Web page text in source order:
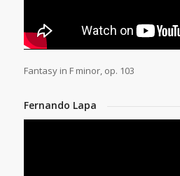
Fantasy in F minor, op. 103
Fernando Lapa